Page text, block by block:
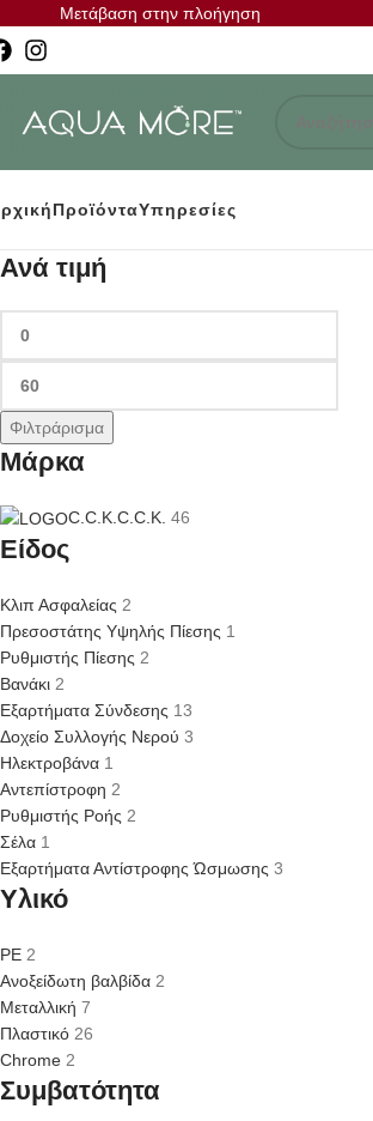
Μετάβαση στην πλοήγηση
ΠροϊόνταΥπηρεσίες
Ανά τιμή
Φιλτράρισμα
Μάρκα
C.C.K. C.C.K. 46
Είδος
Κλιπ Ασφαλείας 2
Πρεσοστάτης Υψηλής Πίεσης 1
Ρυθμιστής Πίεσης 2
Βανάκι 2
Εξαρτήματα Σύνδεσης 13
Δοχείο Συλλογής Νερού 3
Ηλεκτροβάνα 1
Αντεπίστροφη 2
Ρυθμιστής Ροής 2
Σέλα 1
Εξαρτήματα Αντίστροφης Ώσμωσης 3
Υλικό
PE 2
Ανοξείδωτη βαλβίδα 2
Μεταλλική 7
Πλαστικό 26
Chrome 2
Συμβατότητα